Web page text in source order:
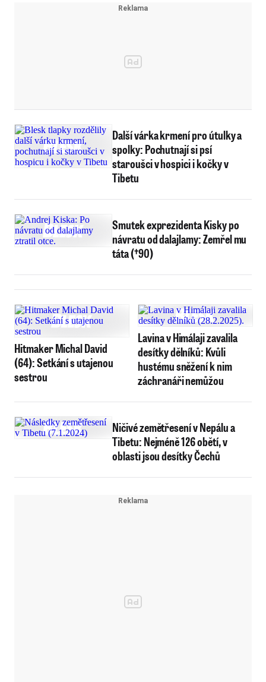
Další várka krmení pro útulky a
spolky: Pochutnají si psí
staroušci v hospici i kočky v
Tibetu
Smutek exprezidenta Kisky po
návratu od dalajlamy: Zemřel mu
táta (†90)
Hitmaker Michal David
(64): Setkání s utajenou
sestrou
Lavina v Himálaji zavalila
desítky dělníků: Kvůli
hustému sněžení k nim
záchranáři nemůžou
Ničivé zemětřesení v Nepálu a
Tibetu: Nejméně 126 obětí, v
oblasti jsou desítky Čechů